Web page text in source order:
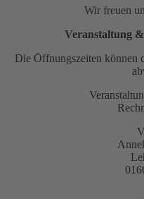
Wir freuen
Veranstaltung
Die Öffnungszeiten können